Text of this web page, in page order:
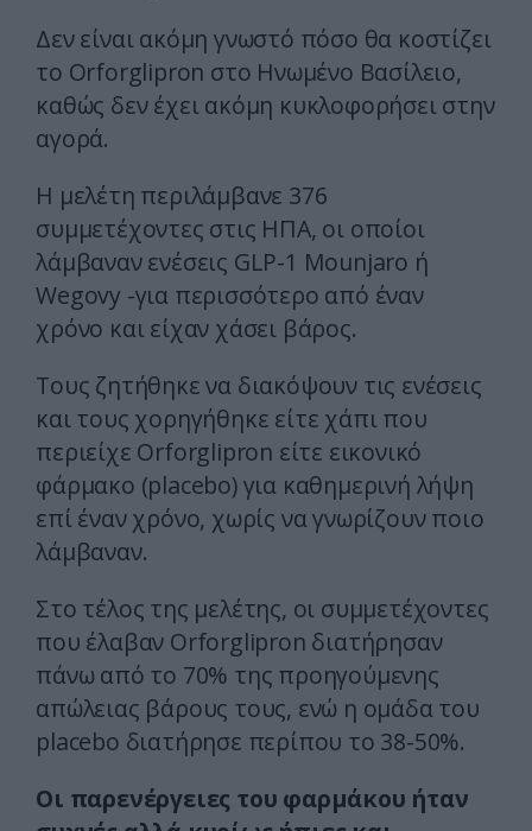
Δεν είναι ακόμη γνωστό πόσο θα κοστίζει
το Orforglipron στο Ηνωμένο Βασίλειο,
καθώς δεν έχει ακόμη κυκλοφορήσει στην
αγορά.
Η μελέτη περιλάμβανε 376
συμμετέχοντες στις ΗΠΑ, οι οποίοι
λάμβαναν ενέσεις GLP-1 Mounjaro ή
Wegovy -για περισσότερο από έναν
χρόνο και είχαν χάσει βάρος.
Τους ζητήθηκε να διακόψουν τις ενέσεις
και τους χορηγήθηκε είτε χάπι που
περιείχε Orforglipron είτε εικονικό
φάρμακο (placebo) για καθημερινή λήψη
επί έναν χρόνο, χωρίς να γνωρίζουν ποιο
λάμβαναν.
Στο τέλος της μελέτης, οι συμμετέχοντες
που έλαβαν Orforglipron διατήρησαν
πάνω από το 70% της προηγούμενης
απώλειας βάρους τους, ενώ η ομάδα του
placebo διατήρησε περίπου το 38-50%.
Οι παρενέργειες του φαρμάκου ήταν